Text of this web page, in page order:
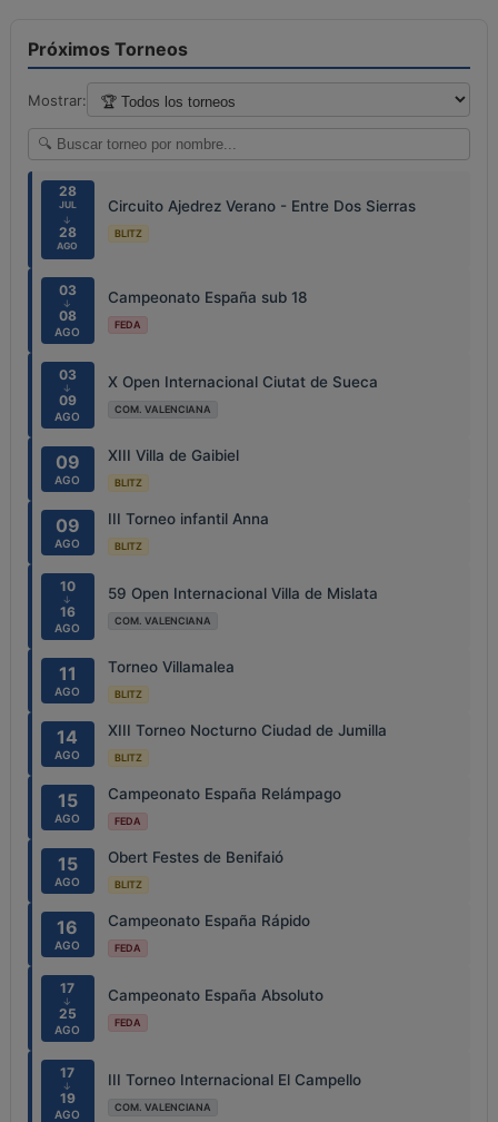
Próximos Torneos
Mostrar:
28
JUL
↓
28
AGO
Circuito Ajedrez Verano - Entre Dos Sierras
BLITZ
03
↓
08
AGO
Campeonato España sub 18
FEDA
03
↓
09
AGO
X Open Internacional Ciutat de Sueca
COM. VALENCIANA
09
AGO
XIII Villa de Gaibiel
BLITZ
09
AGO
III Torneo infantil Anna
BLITZ
10
↓
16
AGO
59 Open Internacional Villa de Mislata
COM. VALENCIANA
11
AGO
Torneo Villamalea
BLITZ
14
AGO
XIII Torneo Nocturno Ciudad de Jumilla
BLITZ
15
AGO
Campeonato España Relámpago
FEDA
15
AGO
Obert Festes de Benifaió
BLITZ
16
AGO
Campeonato España Rápido
FEDA
17
↓
25
AGO
Campeonato España Absoluto
FEDA
17
↓
19
AGO
III Torneo Internacional El Campello
COM. VALENCIANA